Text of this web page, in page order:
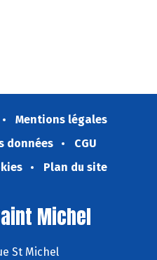
Mentions légales
données
CGU
Plan du site
Michel
St Michel